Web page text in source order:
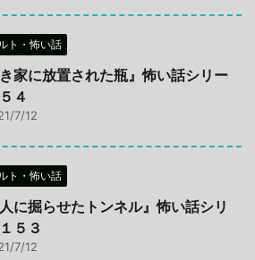
ト・怖い話
き家に放置された瓶』怖い話シリー
４
7/12
ト・怖い話
人に掘らせたトンネル』怖い話シリ
５３
7/12